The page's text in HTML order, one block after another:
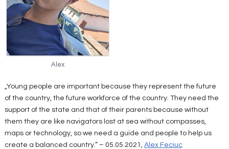
Alex
„Young people are important because they represent the future
of the country, the future workforce of the country. They need the
support of the state and that of their parents because without
them they are like navigators lost at sea without compasses,
maps or technology, so we need a guide and people to help us
create a balanced country.” – 05.05.2021, Alex Feciuc